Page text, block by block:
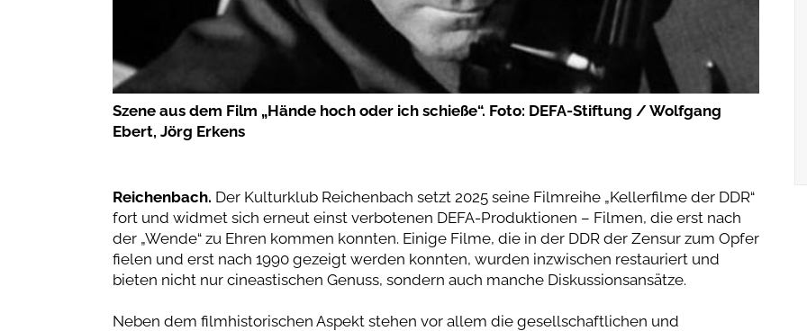
Szene aus dem Film „Hände hoch oder ich schieße“. Foto: DEFA-Stiftung / Wolfgang
Ebert, Jörg Erkens
Reichenbach. Der Kulturklub Reichenbach setzt 2025 seine Filmreihe „Kellerfilme der DDR“
fort und widmet sich erneut einst verbotenen DEFA-Produktionen – Filmen, die erst nach
der „Wende“ zu Ehren kommen konnten. Einige Filme, die in der DDR der Zensur zum Opfer
fielen und erst nach 1990 gezeigt werden konnten, wurden inzwischen restauriert und
bieten nicht nur cineastischen Genuss, sondern auch manche Diskussionsansätze.
Neben dem filmhistorischen Aspekt stehen vor allem die gesellschaftlichen und